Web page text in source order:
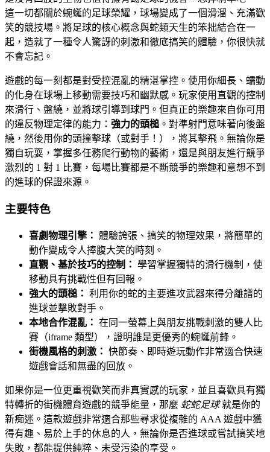
這一切都關於蜿蜒的足球榮耀，球場變成了一個滑溜、充滿歡
笑的競技場。將足球的核心概念與蛇類天生的笨拙結合在一
起，造就了一種令人驚訝的刺激和徹底搞笑的體驗，你很快就
不會忘記。
遊戲的每一刻都是對受控混亂的精湛掌控。使用你細長、蠕動
的化身在球場上移動需要技巧和幽默感。玩家使用直觀的控制
來滑行、盤繞，並將球引導到球門。但真正的樂趣來自你可用
的違反物理定律的能力： 強力的頭槌 。對準射門意味著向後盤
繞，然後用你的頭撞擊球（或對手！），將其擊飛。無論你是
獨自玩耍，掌握多任務爬行動物的藝術，還是與朋友進行競爭
激烈的 1 對 1 比賽，每場比賽都是不斷競爭的樂趣和意想不到
的進球的保證來源。
主要特色
喜劇物理引擎： 體驗誇張、搞笑的物理效果，將簡單的
動作變成令人捧腹大笑的時刻。
直觀、基於技巧的控制： 學習掌握獨特的滑行機制，使
移動具有挑戰性但有回報。
強大的頭槌： 利用你的蛇的主要進攻武器來得分離譜的
進球並擊敗對手。
本地合作混亂： 在同一螢幕上與朋友挑戰刺激的雙人比
賽（iframe 類型），證明誰是更優秀的蜿蜒前鋒。
街機風格的刺激： 快節奏、即時遊玩動作非常適合快速
遊戲會話和無盡的回放。
如果你是一位更重視歡笑而非真實感的玩家，並且喜歡具有獨
特轉折的街機體育遊戲的競爭能量，那麼 蛇蛇足球就是你的
新痴迷。這款遊戲非常適合那些尋求從複雜的 AAA 遊戲中獲
得有趣、易於上手的休息的人，無論你是否進球或嘗試搞笑地
失敗，都能提供純粹、未受污染的享受。